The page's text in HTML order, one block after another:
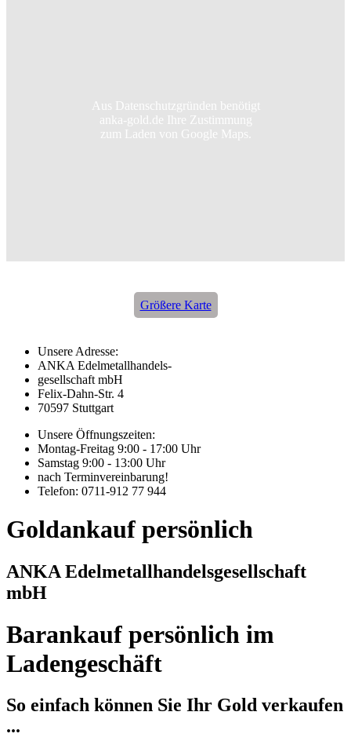
Größere Karte
Aus Datenschutzgründen benötigt
anka-gold.de Ihre Zustimmung
zum Laden von Google Maps.
Unsere Adresse:
ANKA Edelmetallhandels-
gesellschaft mbH
Felix-Dahn-Str. 4
70597 Stuttgart
Unsere Öffnungszeiten:
Montag-Freitag 9:00 - 17:00 Uhr
Samstag 9:00 - 13:00 Uhr
nach Terminvereinbarung!
Telefon: 0711-912 77 944
Goldankauf persönlich
ANKA Edelmetallhandelsgesellschaft
mbH
Barankauf persönlich im
Ladengeschäft
So einfach können Sie Ihr Gold verkaufen
...